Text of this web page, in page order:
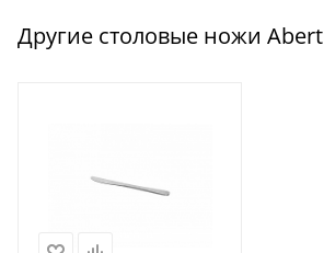
Другие столовые ножи Abert